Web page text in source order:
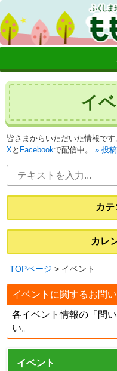
イ
皆さまからいただいた情報です
Xと Facebookで配信中。 投
カ
カレ
TOPページ > イベント
イベントに関するお問
各イベント情報の「問
い。
イベント